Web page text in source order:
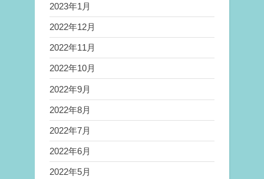
2023年1月
2022年12月
2022年11月
2022年10月
2022年9月
2022年8月
2022年7月
2022年6月
2022年5月